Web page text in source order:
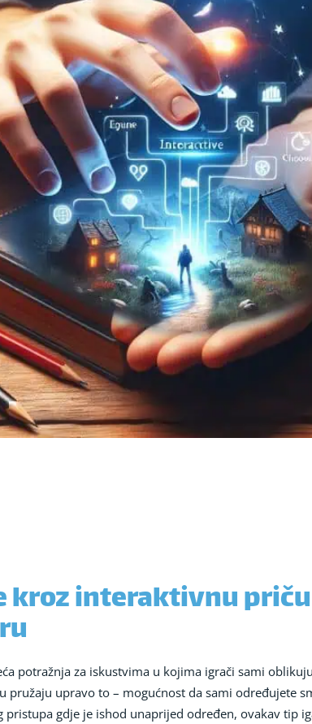
kroz interaktivnu
potražnja za iskustvima u kojima igrači sami
pružaju upravo to – mogućnost da sami određujete
gdje je ishod unaprijed određen, ovakav tip